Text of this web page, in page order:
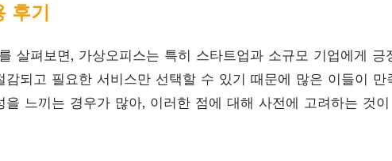
후기
살펴보면, 가상오피스는 특히 스타트업과 소규모 기업에게 긍
감되고 필요한 서비스만 선택할 수 있기 때문에 많은 이들이 만
을 느끼는 경우가 많아, 이러한 점에 대해 사전에 고려하는 것